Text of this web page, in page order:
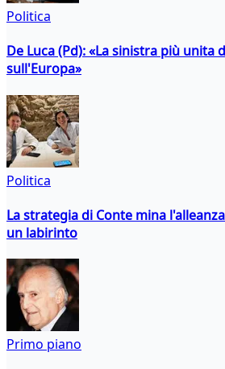
Politica
De Luca (Pd): «La sinistra più unita
sull'Europa»
Politica
La strategia di Conte mina
un labirinto
Primo piano